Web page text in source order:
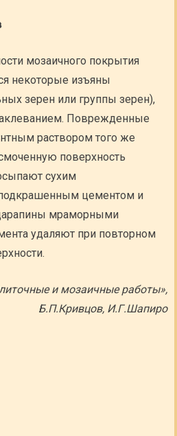
мозаичного покрытия
некоторые изъяны
зерен или группы зерен),
Поврежденные
раствором того же
поверхность
сухим
цементом и
мраморными
удаляют при повторном
и мозаичные работы»,
Б.П.Кривцов, И.Г.Шапиро